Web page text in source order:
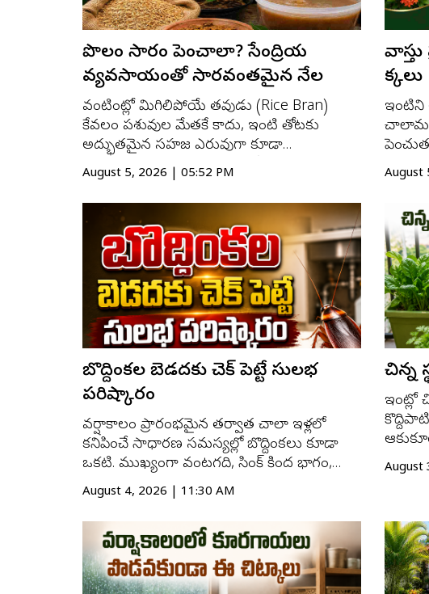
పొలం సారం పెంచాలా? సేంద్రియ
వ్యవసాయంతో సారవంతమైన నేల
వంటింట్లో మిగిలిపోయే తవుడు (Rice Bran)
కేవలం పశువుల మేతకే కాదు, ఇంటి తోటకు
అద్భుతమైన సహజ ఎరువుగా కూడా
ఉపయోగపడుతుంది. తవుడుతో తయారు చేసే
పులియబెట్టిన ద్రావణం మొక్కలకు అవసరమైన
పోషకాలను అందించడమే కాకుండా, మట్టి సారాన్ని
పెంచడంలో కూడా సహాయపడుతుంది. రసాయన
ఎరువుల వినియోగాన్ని తగ్గించాలని కోరుకునే వారు
August 5, 2026 | 05:52 PM
మొక్కలు
ఇంటిని
August
బొద్దింకల బెడదకు చెక్ పెట్టే సులభ
పరిష్కారం
వర్షాకాలం ప్రారంభమైన తర్వాత చాలా ఇళ్లలో
కనిపించే సాధారణ సమస్యల్లో బొద్దింకలు కూడా
ఒకటి. ముఖ్యంగా వంటగది, సింక్‌ కింద భాగం,
డ్రెయిన్ల దగ్గర ఇవి ఎక్కువగా కనిపిస్తాయి. వర్షాల
కారణంగా తేమ పెరగడం, బయట ఉన్న పురుగులు
ఆశ్రయం కోసం ఇళ్లలోకి రావడం వల్ల బొద్దింకల
సంఖ్య ఒక్కసారిగా పెరుగుతుంది. అయితే
వాతావరణం ...
August 4, 2026 | 11:30 AM
చిన్న
ఇంట్లో
August